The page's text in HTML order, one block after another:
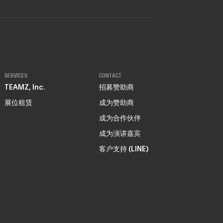
SERVICES
TEAMZ, Inc.
展位租赁
CONTACT
招募赞助商
成为赞助商
成为合作伙伴
成为演讲嘉宾
客户支持 (LINE)